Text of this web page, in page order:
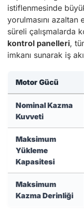
istiflenmesinde
yorulmasını azaltan
süreli çalışmalarda
kontrol panelleri,
imkanı sunarak iş
Motor Gücü
Nominal Kazma
Kuvveti
Maksimum
Yükleme
Kapasitesi
Maksimum
Kazma Derinliği